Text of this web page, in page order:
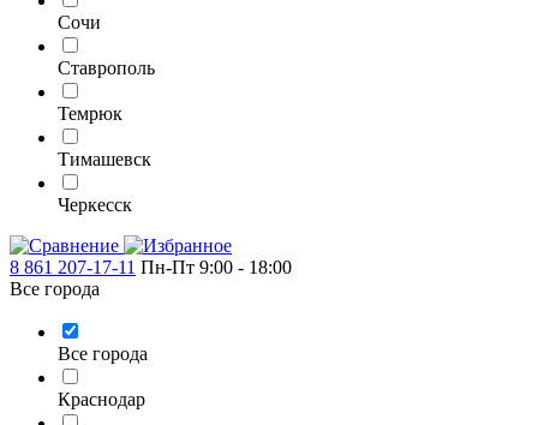
Сочи
Ставрополь
Темрюк
Тимашевск
Черкесск
8 861 207-17-11 Пн-Пт 9:00 - 18:00
Все города
Все города
Краснодар